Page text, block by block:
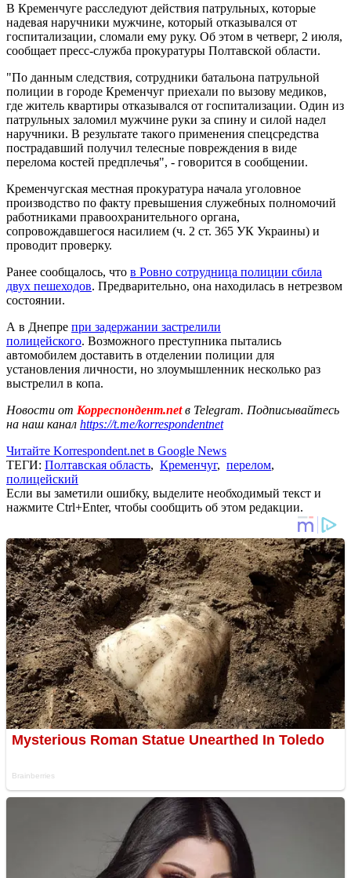
В Кременчуге расследуют действия патрульных, которые
надевая наручники мужчине, который отказывался от
госпитализации, сломали ему руку. Об этом в четверг, 2 июля,
сообщает пресс-служба прокуратуры Полтавской области.
"По данным следствия, сотрудники батальона патрульной
полиции в городе Кременчуг приехали по вызову медиков,
где житель квартиры отказывался от госпитализации. Один из
патрульных заломил мужчине руки за спину и силой надел
наручники. В результате такого применения спецсредства
пострадавший получил телесные повреждения в виде
перелома костей предплечья", - говорится в сообщении.
Кременчугская местная прокуратура начала уголовное
производство по факту превышения служебных полномочий
работниками правоохранительного органа,
сопровождавшегося насилием (ч. 2 ст. 365 УК Украины) и
проводит проверку.
Ранее сообщалось, что в Ровно сотрудница полиции сбила
двух пешеходов. Предварительно, она находилась в нетрезвом
состоянии.
А в Днепре при задержании застрелили
полицейского. Возможного преступника пытались
автомобилем доставить в отделении полиции для
установления личности, но злоумышленник несколько раз
выстрелил в копа.
Новости от Корреспондент.netв Telegram. Подписывайтесь
на наш канал https://t.me/korrespondentnet
Читайте Korrespondent.net в Google News
ТЕГИ: Полтавская область, Кременчуг, перелом,
полицейский
Если вы заметили ошибку, выделите необходимый текст и
нажмите Ctrl+Enter, чтобы сообщить об этом редакции.